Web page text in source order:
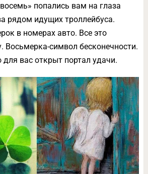
попались вам на глаза
рядом идущих троллейбуса.
в номерах авто. Все это
Восьмерка-символ бесконечности.
для вас открыт портал удачи.